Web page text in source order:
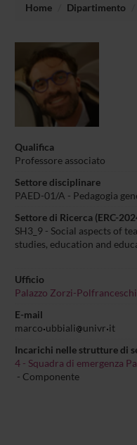
Home Dipartimento
Qualifica
Professore associato
Settore disciplinare
PAED-01/A - Pedagogia
Settore di Ricerca (ERC-
SH3_9 - Social aspects of
studies, education and
Ufficio
Palazzo Zorzi-
E-mail
marco ubbiali univr it
Incarichi nelle strutture di
4 - Squadra di emergenza
- Componente